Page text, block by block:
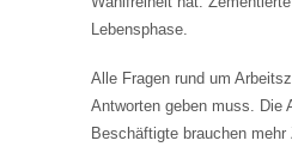
Lebensphase.
Alle Fragen rund um
Antworten geben muss. Die
Beschäftigte brauchen